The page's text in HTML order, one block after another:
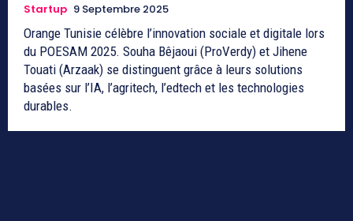
Startup 9 Septembre 2025
Orange Tunisie célèbre l’innovation sociale et digitale lors
du POESAM 2025. Souha Bêjaoui (ProVerdy) et Jihene
Touati (Arzaak) se distinguent grâce à leurs solutions
basées sur l’IA, l’agritech, l’edtech et les technologies
durables.